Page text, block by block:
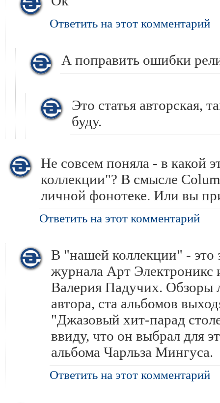
Ответить на этот комментарий
А поправить ошибки
Это статья авторская,
буду.
Не совсем поняла - в какой
коллекции"? В смысле
личной фонотеке. Или вы
Ответить на этот комментарий
В "нашей коллекции" - это
журнала Арт Электроникс
Валерия Падучих. Обзоры
автора, ста альбомов
"Джазовый хит-парад
ввиду, что он выбрал для
альбома Чарльза Мингуса.
Ответить на этот комментарий